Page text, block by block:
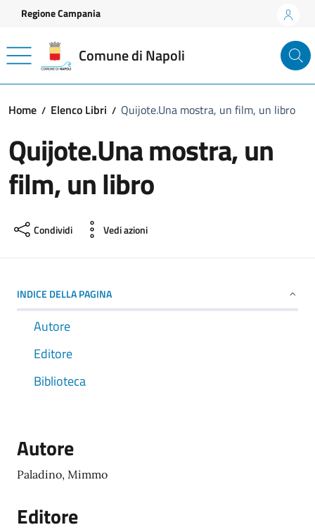
Vai ai contenuti
Vai al footer
Regione Campania
Comune di Napoli
Home Elenco Libri Quijote.Una mostra, un film, un libro
Quijote.Una mostra, un
film, un libro
Condividi Vedi azioni
INDICE DELLA PAGINA
Autore
Editore
Biblioteca
Autore
Paladino, Mimmo
Editore